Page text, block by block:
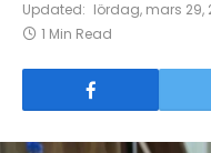
Updated: lördag, mars 29,
1 Min Read